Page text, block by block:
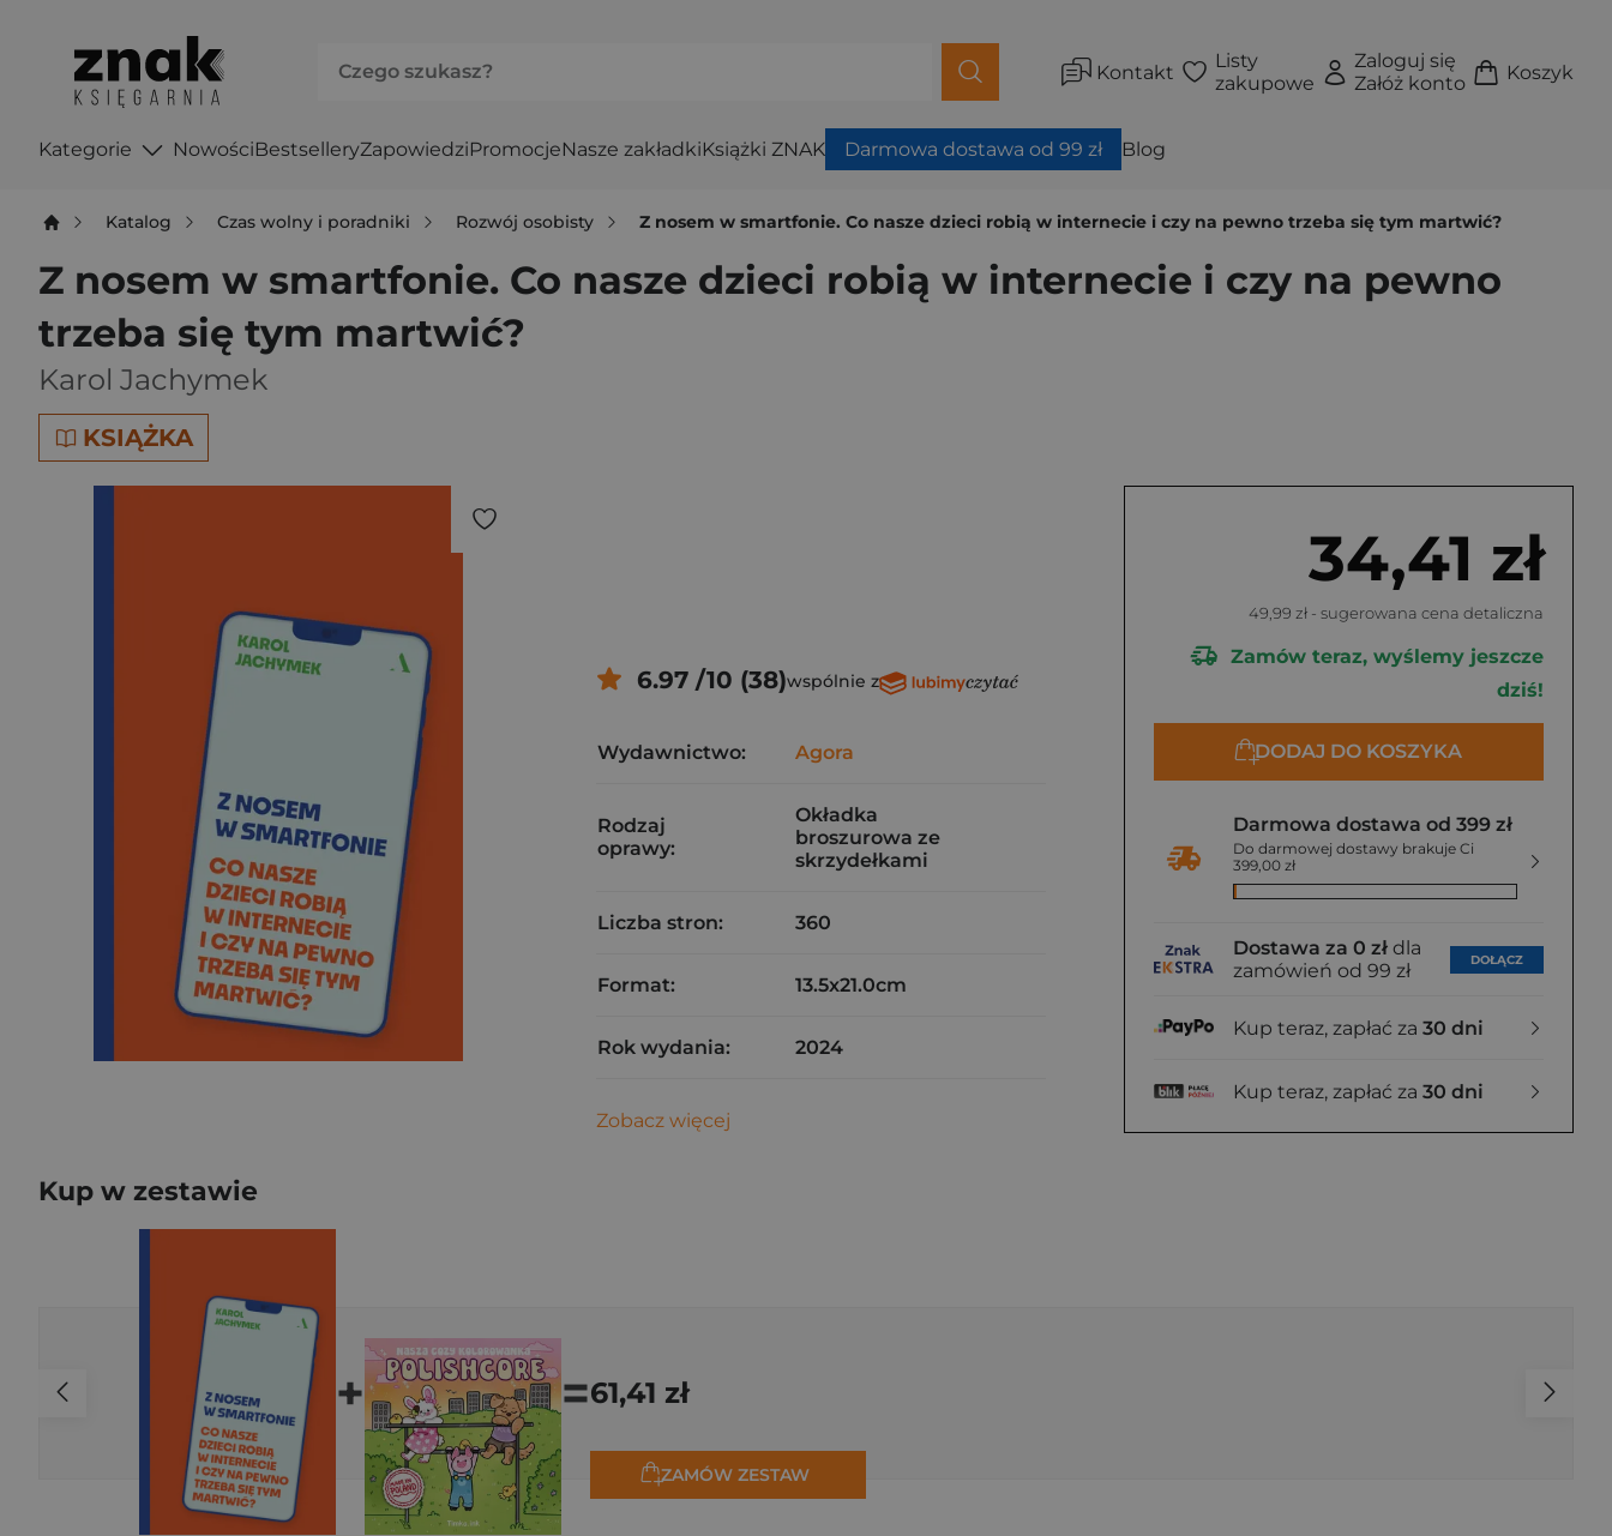
Kontakt
Listy
zakupowe
Zaloguj się
Załóż konto
Koszyk
Kategorie NowościBestselleryZapowiedziPromocjeNasze zakładkiKsiążki ZNAK Darmowa dostawa od 99 zł Blog
Katalog Czas wolny i poradniki Rozwój osobisty Z nosem w smartfonie. Co nasze dzieci robią w internecie i czy na pewno trzeba się tym martwić?
Z nosem w smartfonie. Co nasze dzieci robią w internecie i czy na pewno
trzeba się tym martwić?
Karol Jachymek
KSIĄŻKA
34,41 zł
49,99 zł - sugerowana cena detaliczna
Zamów teraz, wyślemy jeszcze
dziś!
DODAJ DO KOSZYKA
Darmowa dostawa od 399 zł
Do darmowej dostawy brakuje Ci
399,00 zł
Dostawa za 0 zł dla
zamówień od 99 zł
DOŁĄCZ
Kup teraz, zapłać za 30 dni
Kup teraz, zapłać za 30 dni
6.97 /10 (38)wspólnie z
Wydawnictwo: Agora
Rodzaj
oprawy:
Okładka
broszurowa ze
skrzydełkami
Liczba stron: 360
Format: 13.5x21.0cm
Rok wydania: 2024
Zobacz więcej
Kup w zestawie
+ =61,41 zł
ZAMÓW ZESTAW